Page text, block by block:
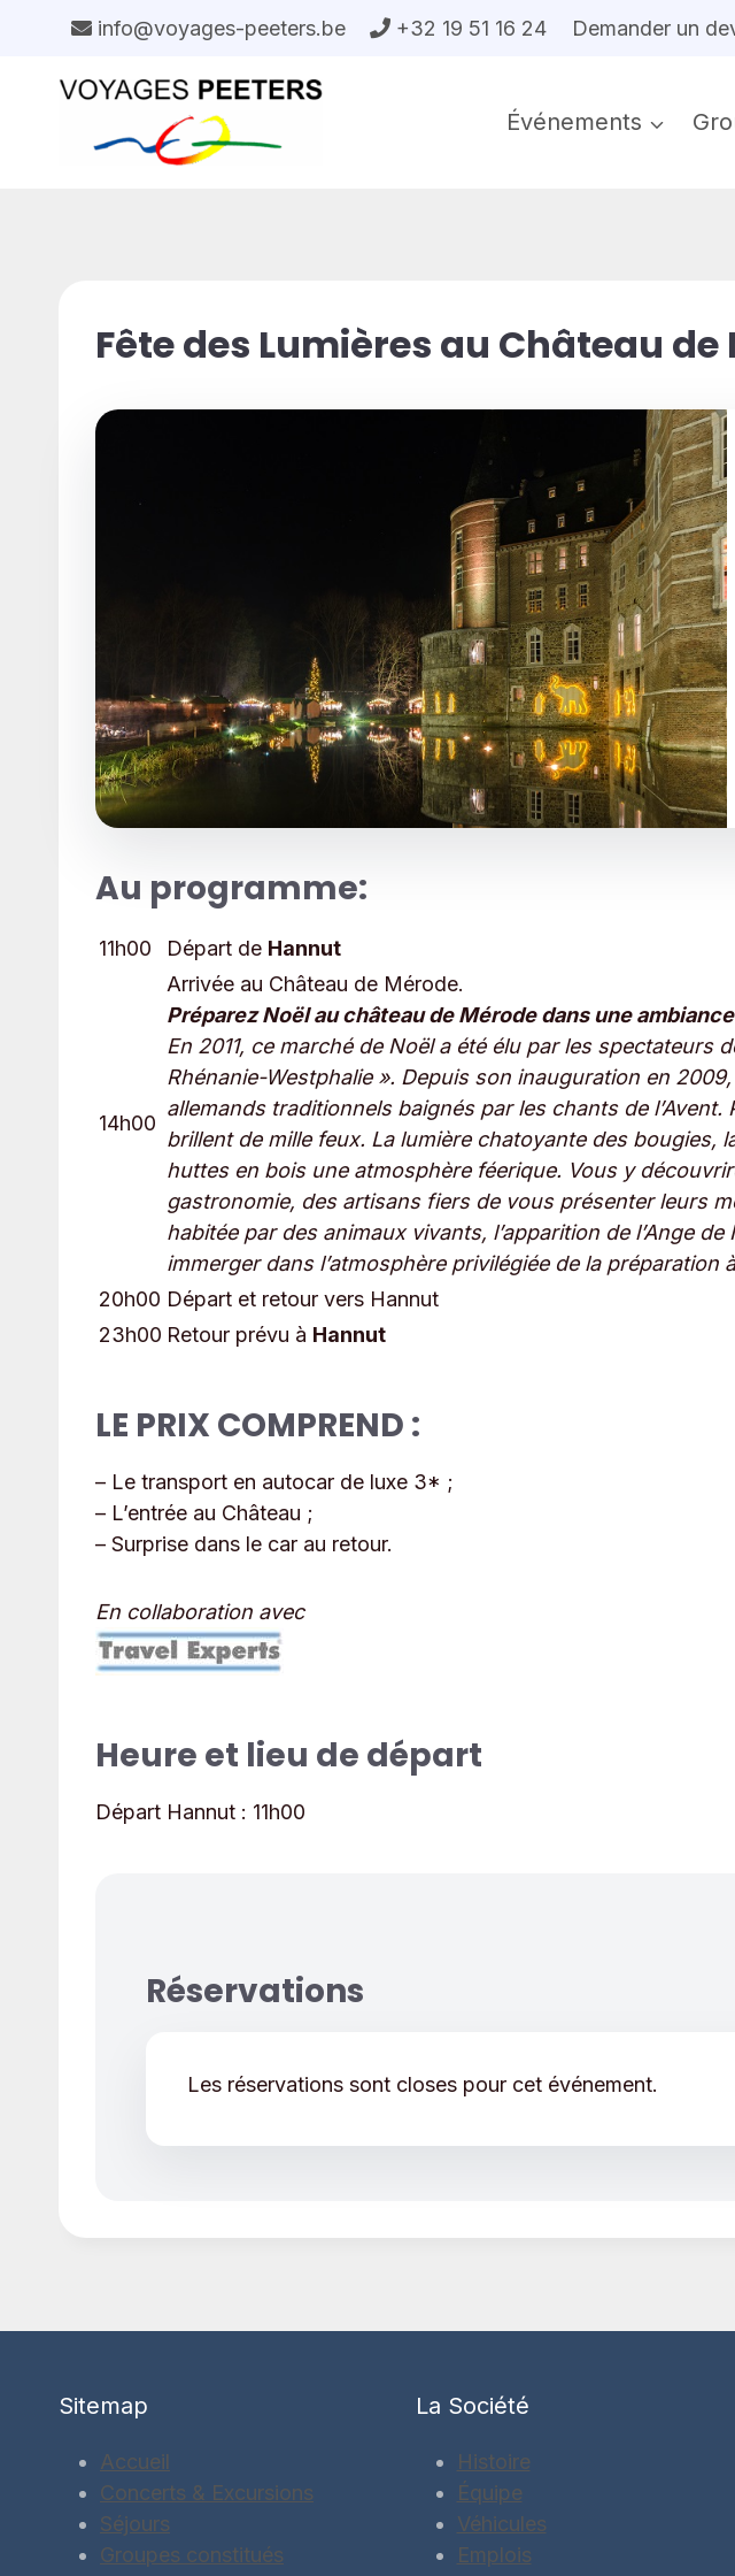
contenu
info@voyages-peeters.be +32 19 51 16 24 Demander un
Événements
Fête des Lumières au Château
Au programme:
11h00 Départ de Hannut
14h00
Arrivée au Château de Mérode.
Préparez Noël au château de Mérode dans une
En 2011, ce marché de Noël a été élu par les spectateurs
Rhénanie-Westphalie ». Depuis son inauguration en
allemands traditionnels baignés par les chants de
brillent de mille feux. La lumière chatoyante des
huttes en bois une atmosphère féerique. Vous y
gastronomie, des artisans fiers de vous présenter leurs
habitée par des animaux vivants, l’apparition de l’Ange
immerger dans l’atmosphère privilégiée de la préparation
20h00 Départ et retour vers Hannut
23h00 Retour prévu à Hannut
LE PRIX COMPREND :
– Le transport en autocar de luxe 3* ;
– L’entrée au Château ;
– Surprise dans le car au retour.
En collaboration avec
Heure et lieu de départ
Départ Hannut : 11h00
Réservations
Les réservations sont closes pour cet événement.
Sitemap
Accueil
Concerts & Excursions
Séjours
Groupes constitués
La Société
Histoire
Équipe
Véhicules
Emplois